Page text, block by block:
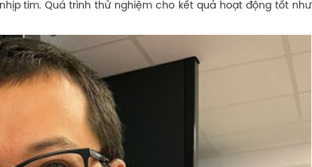
tim. Quá trình thử nghiệm cho kết quả hoạt động tốt như